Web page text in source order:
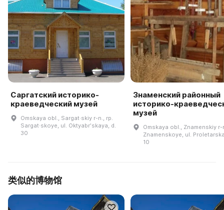
Саргатский историко-
краеведческий музей
Omskaya obl., Sargat·skiy r-n., rp.
Sargat·skoye, ul. Oktyabrʹskaya, d.
30
Знаменский районный
историко-
музей
Omskaya obl., Znamenskiy r-
Znamenskoye, ul.
10
类似的博物馆